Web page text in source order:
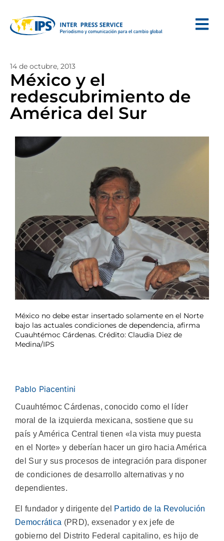
14 de octubre, 2013
México y el
redescubrimiento de
América del Sur
México no debe estar insertado solamente en el Norte
bajo las actuales condiciones de dependencia, afirma
Cuauhtémoc Cárdenas. Crédito: Claudia Diez de
Medina/IPS
Pablo Piacentini
Cuauhtémoc Cárdenas, conocido como el líder
moral de la izquierda mexicana, sostiene que su
país y América Central tienen «la vista muy puesta
en el Norte» y deberían hacer un giro hacia América
del Sur y sus procesos de integración para disponer
de condiciones de desarrollo alternativas y no
dependientes.
El fundador y dirigente del Partido de la Revolución
Democrática (PRD), exsenador y ex jefe de
gobierno del Distrito Federal capitalino, es hijo de